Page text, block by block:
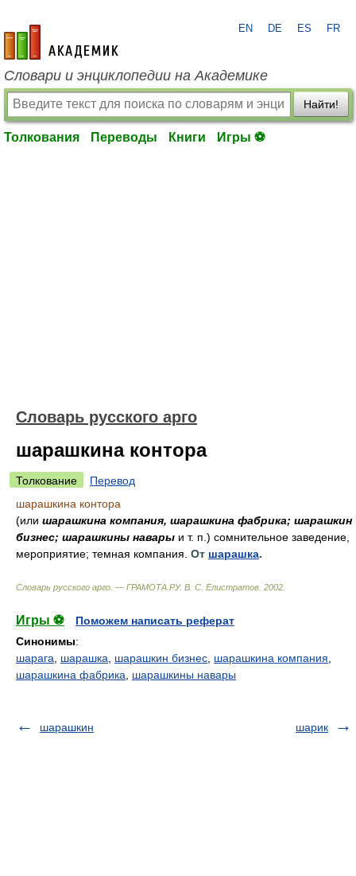
academic.ru
EN DE ES FR
Словари и энциклопедии на Академике
Найти!
Толкования Переводы Книги Игры ⚽
Словарь русского арго
шарашкина контора
Толкование
Перевод
шарашкина контора
(или шарашкина компания, шарашкина фабрика; шарашкин
бизнес; шарашкины навары и т. п.) сомнительное заведение,
мероприятие; темная компания. От шарашка.
Словарь русского арго. — ГРАМОТА.РУ. В. С. Елистратов 2002
Игры ⚽
Поможем написать реферат
Синонимы:
шарага
шарашка шарашкин бизнес шарашкина компания
шарашкина фабрика
шарашкины навары
шарашкин шарик